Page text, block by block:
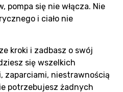
pompa się nie włącza. Nie
i ciało nie
kroki i zadbasz o swój
się wszelkich
zaparciami, niestrawnością
potrzebujesz żadnych